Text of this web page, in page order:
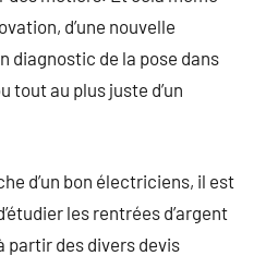
d’une nouvelle
diagnostic de la pose dans
tout au plus juste d’un
d’un bon électriciens, il est
les rentrées d’argent
partir des divers devis